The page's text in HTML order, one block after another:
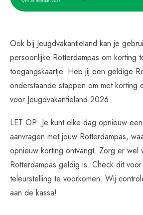
Ook bij Jeugdvakantieland kan je
persoonlijke Rotterdampas om korting
toegangskaartje. Heb jij een geldige
onderstaande stappen om met korting
voor Jeugdvakantieland 2026.
LET OP: Je kunt elke dag opnieuw
aanvragen met jouw Rotterdampas,
opnieuw korting ontvangt. Zorg er wel
Rotterdampas geldig is. Check dit
teleurstelling te voorkomen. Wij
aan de kassa!